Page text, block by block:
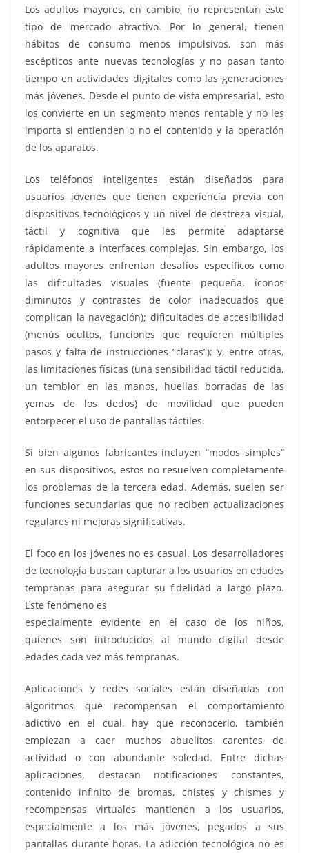
Los adultos mayores, en cambio, no representan este
tipo de mercado atractivo. Por lo general, tienen
hábitos de consumo menos impulsivos, son más
escépticos ante nuevas tecnologías y no pasan tanto
tiempo en actividades digitales como las generaciones
más jóvenes. Desde el punto de vista empresarial, esto
los convierte en un segmento menos rentable y no les
importa si entienden o no el contenido y la operación
de los aparatos.
Los teléfonos inteligentes están diseñados para
usuarios jóvenes que tienen experiencia previa con
dispositivos tecnológicos y un nivel de destreza visual,
táctil y cognitiva que les permite adaptarse
rápidamente a interfaces complejas. Sin embargo, los
adultos mayores enfrentan desafíos específicos como
las dificultades visuales (fuente pequeña, íconos
diminutos y contrastes de color inadecuados que
complican la navegación); dificultades de accesibilidad
(menús ocultos, funciones que requieren múltiples
pasos y falta de instrucciones ”claras”); y, entre otras,
las limitaciones físicas (una sensibilidad táctil reducida,
un temblor en las manos, huellas borradas de las
yemas de los dedos) de movilidad que pueden
entorpecer el uso de pantallas táctiles.
Si bien algunos fabricantes incluyen “modos simples”
en sus dispositivos, estos no resuelven completamente
los problemas de la tercera edad. Además, suelen ser
funciones secundarias que no reciben actualizaciones
regulares ni mejoras significativas.
El foco en los jóvenes no es casual. Los desarrolladores
de tecnología buscan capturar a los usuarios en edades
tempranas para asegurar su fidelidad a largo plazo.
Este fenómeno es
especialmente evidente en el caso de los niños,
quienes son introducidos al mundo digital desde
edades cada vez más tempranas.
Aplicaciones y redes sociales están diseñadas con
algoritmos que recompensan el comportamiento
adictivo en el cual, hay que reconocerlo, también
empiezan a caer muchos abuelitos carentes de
actividad o con abundante soledad. Entre dichas
aplicaciones, destacan notificaciones constantes,
contenido infinito de bromas, chistes y chismes y
recompensas virtuales mantienen a los usuarios,
especialmente a los más jóvenes, pegados a sus
pantallas durante horas. La adicción tecnológica no es